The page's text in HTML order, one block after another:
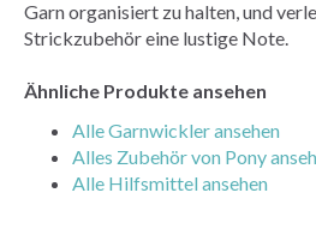
Garn organisiert zu halten, und
Strickzubehör eine lustige Note.
Ähnliche Produkte ansehen
Alle Garnwickler ansehen
Alles Zubehör von Pony
Alle Hilfsmittel ansehen